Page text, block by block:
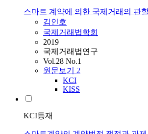
스마트 계약에 의한 국제거래의 관
김인호
국제거래법학회
2019
국제거래법연구
Vol.28 No.1
원문보기 2
KCI
KISS
KCI등재